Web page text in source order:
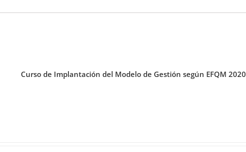
Curso de Implantación del Modelo de Gestión según EFQM 2020